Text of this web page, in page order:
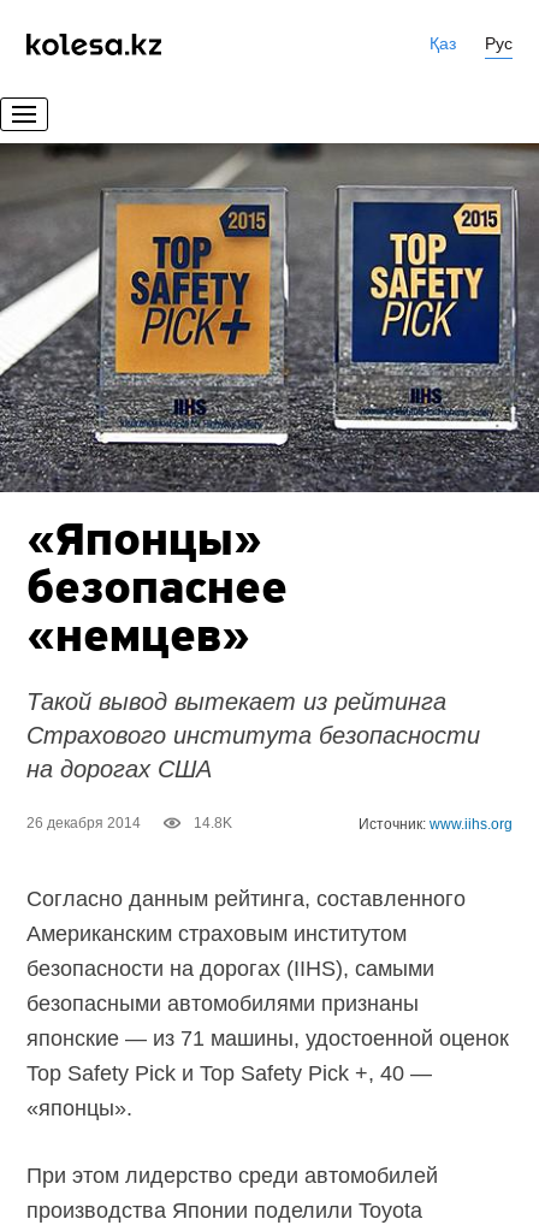
Қаз Рус
«Японцы»
безопаснее
«немцев»
Такой вывод вытекает из рейтинга
Страхового института безопасности
на дорогах США
26 декабря 2014 14.8K Источник: www.iihs.org
Согласно данным рейтинга, составленного
Американским страховым институтом
безопасности на дорогах (IIHS), самыми
безопасными автомобилями признаны
японские — из 71 машины, удостоенной оценок
Top Safety Pick и Top Safety Pick +, 40 —
«японцы».
При этом лидерство среди автомобилей
производства Японии поделили Toyota